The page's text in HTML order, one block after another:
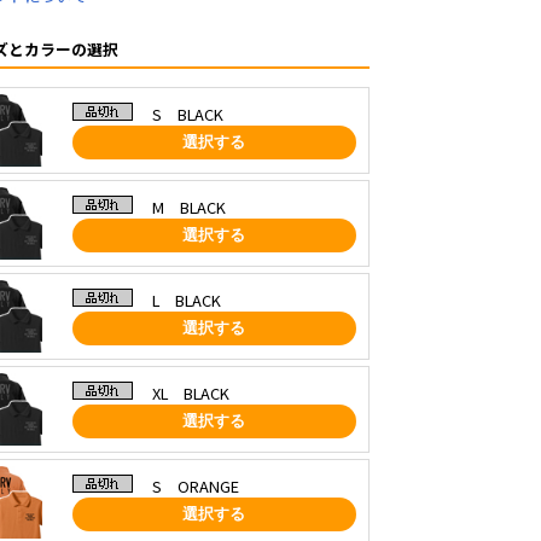
とカラーの選択
S BLACK
選択する
M BLACK
選択する
L BLACK
選択する
XL BLACK
選択する
S ORANGE
選択する